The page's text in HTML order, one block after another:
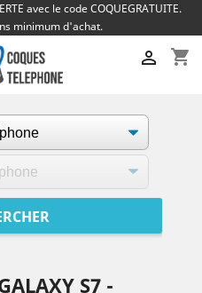
avec le code COQUEGRATUITE.
minimum d'achat.
shopping_cart

S7 -